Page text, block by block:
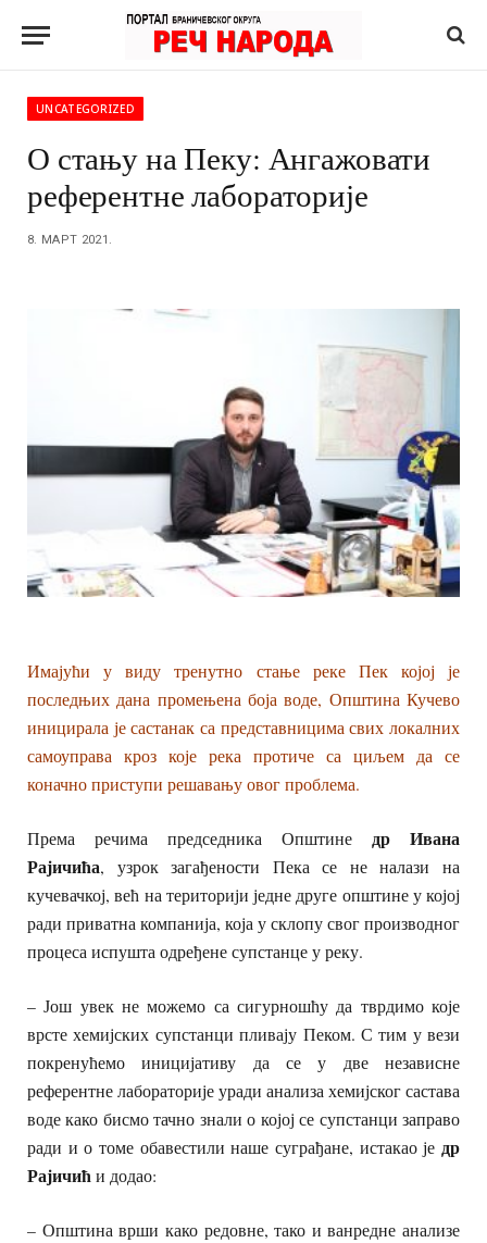
UNCATEGORIZED
О стању на Пеку: Ангажовати
референтне лабораторије
8. МАРТ 2021.
Имајући у виду тренутно стање реке Пек којој је
последњих дана промењена боја воде, Општина Кучево
иницирала је састанак са представницима свих локалних
самоуправа кроз које река протиче са циљем да се
коначно приступи решавању овог проблема.
Према речима председника Општине др Ивана
Рајичића, узрок загађености Пека се не налази на
кучевачкој, већ на територији једне друге општине у којој
ради приватна компанија, која у склопу свог производног
процеса испушта одређене супстанце у реку.
– Још увек не можемо са сигурношћу да тврдимо које
врсте хемијских супстанци пливају Пеком. С тим у вези
покренућемо иницијативу да се у две независне
референтне лабораторије уради анализа хемијског састава
воде како бисмо тачно знали о којој се супстанци заправо
ради и о томе обавестили наше суграђане, истакао је др
Рајичићи додао:
– Општина врши како редовне, тако и ванредне анализе